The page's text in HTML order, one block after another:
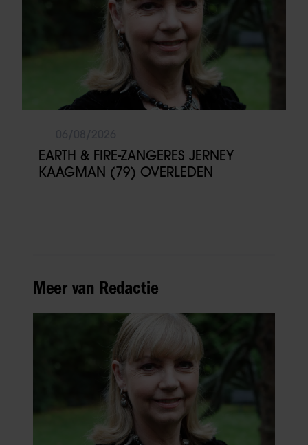
EARTH & FIRE-ZANGERES JERNEY
KAAGMAN (79) OVERLEDEN
Meer van Redactie